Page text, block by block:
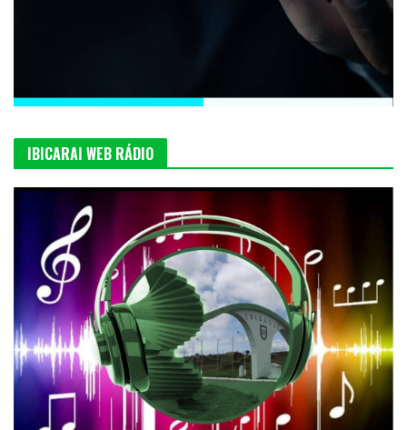
IBICARAI WEB RÁDIO